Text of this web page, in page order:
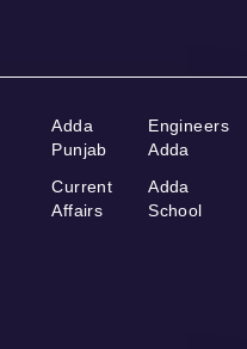
Adda
Punjab
Current
Affairs
Engineers
Adda
Adda
School